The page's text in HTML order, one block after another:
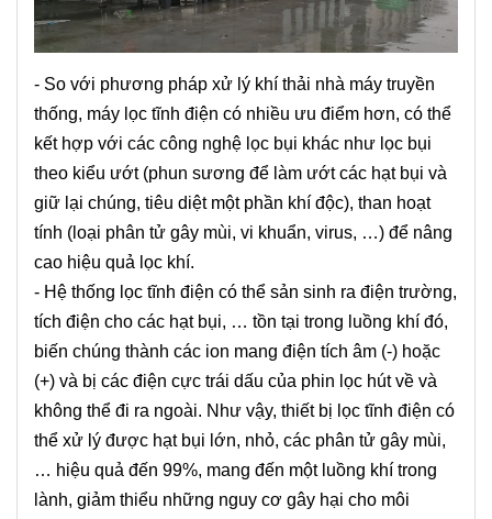
- So với phương pháp xử lý khí thải nhà máy truyền
thống, máy lọc tĩnh điện có nhiều ưu điểm hơn, có thể
kết hợp với các công nghệ lọc bụi khác như lọc bụi
theo kiểu ướt (phun sương để làm ướt các hạt bụi và
giữ lại chúng, tiêu diệt một phần khí độc), than hoạt
tính (loại phân tử gây mùi, vi khuẩn, virus, …) để nâng
cao hiệu quả lọc khí.
- Hệ thống lọc tĩnh điện có thể sản sinh ra điện trường,
tích điện cho các hạt bụi, … tồn tại trong luồng khí đó,
biến chúng thành các ion mang điện tích âm (-) hoặc
(+) và bị các điện cực trái dấu của phin lọc hút về và
không thể đi ra ngoài. Như vậy, thiết bị lọc tĩnh điện có
thể xử lý được hạt bụi lớn, nhỏ, các phân tử gây mùi,
… hiệu quả đến 99%, mang đến một luồng khí trong
lành, giảm thiểu những nguy cơ gây hại cho môi